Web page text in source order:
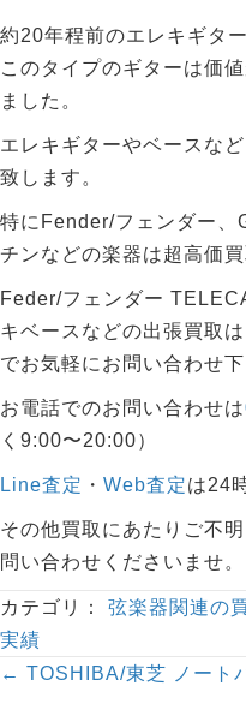
約20年程前のエレキギタ
このタイプのギターは価
ました。
エレキギターやベースな
致します。
特にFender/フェンダー
チンなどの楽器は超高価
Feder/フェンダー
キベースなどの出張買取
でお気軽にお問い合わせ下
お電話でのお問い合わせは
く9:00〜20:00）
Line査定 ・ Web査定は24
その他買取にあたりご不
問い合わせくださいませ。
カテゴリ： 弦楽器関連の
実績
Posts
← TOSHIBA/東芝 ノート